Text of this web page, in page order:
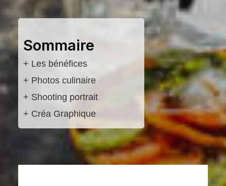
Sommaire
+ Les bénéfices
+ Photos culinaire
+ Shooting portrait
+ Créa Graphique